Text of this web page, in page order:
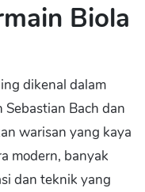
Biola
dikenal dalam
Bach dan
warisan yang kaya
modern, banyak
dan teknik yang